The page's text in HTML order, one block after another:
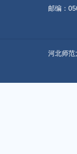
邮编：
河北师范